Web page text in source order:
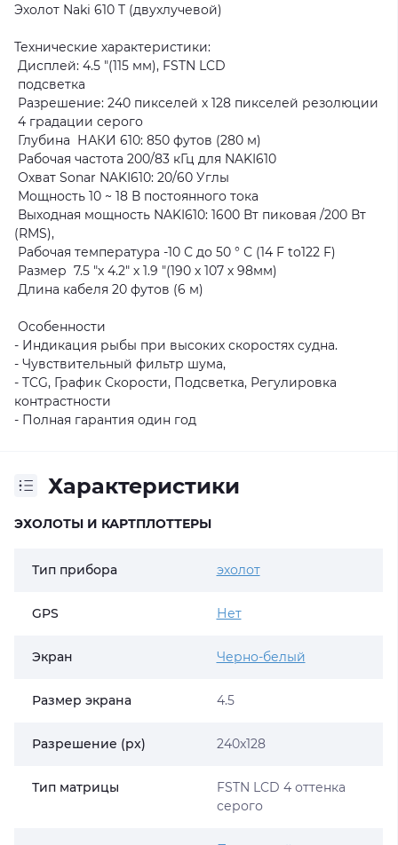
Эхолот Naki 610 T (двухлучевой)
Технические характеристики:
Дисплей: 4.5 "(115 мм), FSTN LCD
подсветка
Разрешение: 240 пикселей х 128 пикселей резолюции
4 градации серого
Глубина НАКИ 610: 850 футов (280 м)
Рабочая частота 200/83 кГц для NAKI610
Охват Sonar NAKI610: 20/60 Углы
Мощность 10 ~ 18 В постоянного тока
Выходная мощность NAKI610: 1600 Вт пиковая /200 Вт
(RMS),
Рабочая температура -10 С до 50 ° С (14 F to122 F)
Размер 7.5 "х 4.2" х 1.9 "(190 х 107 х 98мм)
Длина кабеля 20 футов (6 м)
Особенности
- Индикация рыбы при высоких скоростях судна.
- Чувствительный фильтр шума,
- TCG, График Скорости, Подсветка, Регулировка
контрастности
- Полная гарантия один год
Характеристики
ЭХОЛОТЫ И КАРТПЛОТТЕРЫ
Тип прибора эхолот
GPS Нет
Экран Черно-белый
Размер экрана 4.5
Разрешение (px) 240x128
Тип матрицы
FSTN LCD 4 оттенка
серого